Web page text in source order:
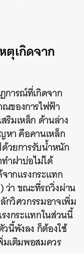
ตุเกิดจาก
การณ์ที่เกิดจาก
ณของการไฟฟ้า
ริมเหล็ก ด้านล่าง
หา คือคานเหล็ก
วยการรับน้ำหนัก
ำฝาบ่อไม่ได้
ากแรงกระแทก
ว่า ขณะที่รถวิ่งผ่าน
กวิศวกรรมอาจเพิ่ม
งกระแทกในส่วนนี้
นี้พังลง ก็ต้องใช้
มเติมพอสมควร